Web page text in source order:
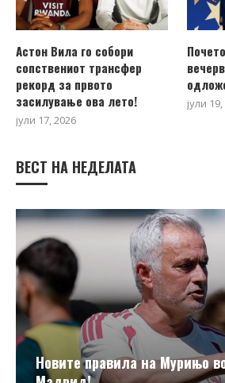
Астон Вила го собори
сопствениот трансфер
рекорд за првото
засилување ова лето!
јули 17, 2026
јули
ВЕСТ НА НЕДЕЛАТА
Новите правила на Мурињо